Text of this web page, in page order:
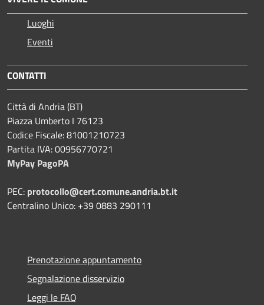
Luoghi
Eventi
CONTATTI
Città di Andria (BT)
Piazza Umberto I 76123
Codice Fiscale: 81001210723
Partita IVA: 00956770721
MyPay PagoPA
PEC: protocollo@cert.comune.andria.bt.it
Centralino Unico: +39 0883 290111
Prenotazione appuntamento
Segnalazione disservizio
Leggi le FAQ